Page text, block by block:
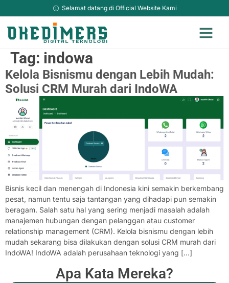
Selamat datang di Official Website Kami
Tag: indowa
Kelola Bisnismu dengan Lebih Mudah:
Solusi CRM Murah dari IndoWA
Bisnis kecil dan menengah di Indonesia kini semakin berkembang
pesat, namun tentu saja tantangan yang dihadapi pun semakin
beragam. Salah satu hal yang sering menjadi masalah adalah
manajemen hubungan dengan pelanggan atau customer
relationship management (CRM). Kelola bisnismu dengan lebih
mudah sekarang bisa dilakukan dengan solusi CRM murah dari
IndoWA! IndoWA adalah perusahaan teknologi yang […]
Apa Kata Mereka?